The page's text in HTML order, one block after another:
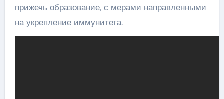
прижечь образование, с мерами направленными
на укрепление иммунитета.